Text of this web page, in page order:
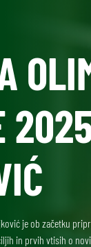
je ob začetku
in prvih vtisih o